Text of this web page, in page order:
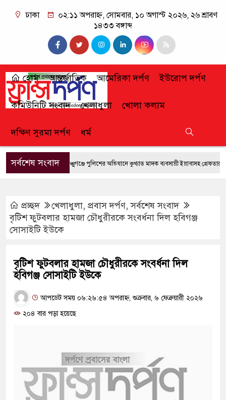
ঢাকা
০২:১১ অপরাহ্ন, সোমবার, ১০ অগাস্ট ২০২৬, ২৬ শ্রাবণ
১৪৩৩ বঙ্গাব্দ
হোম আন্তর্জাতিক আমেরিকা দর্পণ ইউরোপ দর্পণ
কমিউনিটি সংবাদ খেলাধুলা খোলা কলাম
দক্ষিণ সুরমা দর্পণ ধর্ম
সর্বশেষ সংবাদফেঞ্চুগঞ্জে পুলিশের অভিযানে কুখ্যাত মাদক ব্যবসায়ী ইয়াবাসহ গ্রেফতার
প্রচ্ছদ খেলাধুলা, প্রবাস দর্পণ,সর্বশেষ সংবাদ
বৃটিশ ফুটবলার হামজা চৌধুরীরকে সংবর্ধনা দিল হবিগঞ্জ
সোসাইটি ইউকে
বৃটিশ ফুটবলার হামজা চৌধুরীরকে সংবর্ধনা দিল
হবিগঞ্জ সোসাইটি ইউকে
আপডেট সময় ০৬:২৬:৫৪ অপরাহ্ন, শুক্রবার, ৬ ফেব্রুয়ারী ২০২৬
২০৪ বার পড়া হয়েছে